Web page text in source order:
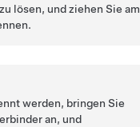
lösen, und ziehen Sie am
werden, bringen Sie
an, und